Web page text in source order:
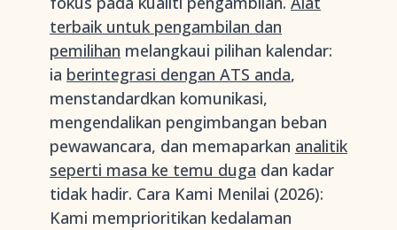
terbaik untuk pengambilan dan
pemilihan melangkaui pilihan kalendar:
ia berintegrasi dengan ATS anda,
menstandardkan komunikasi,
mengendalikan pengimbangan beban
pewawancara, dan memaparkan analitik
seperti masa ke temu duga dan kadar
tidak hadir. Cara Kami Menilai (2026):
Kami memprioritikan kedalaman